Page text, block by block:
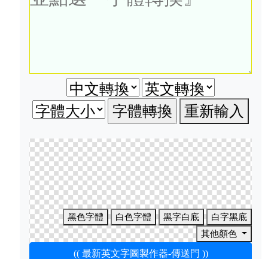
重新輸入
黑色字體 白色字體 黑字白底
白字黑底
其他顏色
(( 最新英文字圖製作器-傳送門 ))